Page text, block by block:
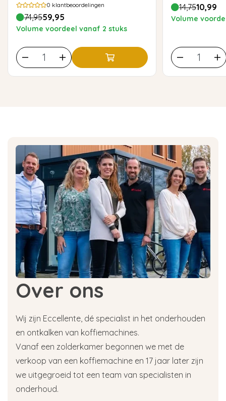
0 klantbeoordelingen
74,9559,95
Volume voordeel vanaf 2 stuks
14,7510,99
Volume
Over ons
Wij zijn Eccellente, dé specialist in het onderhouden
en ontkalken van koffiemachines.
Vanaf een zolderkamer begonnen we met de
verkoop van een koffiemachine en 17 jaar later zijn
we uitgegroeid tot een team van specialisten in
onderhoud.